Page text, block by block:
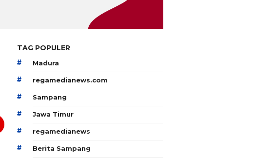
TAG POPULER
# Madura
# regamedianews.com
# Sampang
# Jawa Timur
# regamedianews
# Berita Sampang